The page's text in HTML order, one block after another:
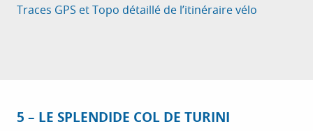
Traces GPS et Topo détaillé de l’itinéraire vélo
5 – LE SPLENDIDE COL DE TURINI